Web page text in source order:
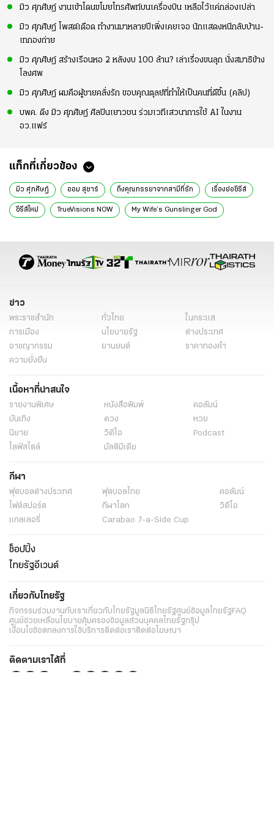
มิว ศุภศิษฏ์ งานเข้าโดนขโมยโทรศัพท์บนเครื่องบิน เหลือไว้แค่กล่องเปล่า
มิว ศุภศิษฏ์ โพสต์เดือด ทำงานมาหลายปีเพิ่งเคยเจอ นักแสดงหนีกลับบ้าน-
เทกองถ่าย
มิว ศุภศิษฏ์ สร้างเรือนหอ 2 หลังงบ 100 ล้าน? เล่าเรื่องขนลุก นั่งสมาธิข้าง
โลงศพ
มิว ศุภศิษฏ์ ผมคือผู้ชายคลั่งรัก ขอบคุณตุลย์ที่ทำให้เป็นคนที่ดีขึ้น (คลิป)
บพค. ดึง มิว ศุภศิษฏ์ ศิลปินเยาวชน ร่วมเวทีเสวนาการใช้ AI ในงาน
อว.แฟร์
แท็กที่เกี่ยวข้อง
มิว ศุภศิษฏ์ ออม สุชาร์ ถึงคุณภรรยาจากสามีที่รัก เรื่องย่อซีรีส์
ซีรีส์ใหม่ TrueVisions NOW My Wife’s Gunslinger God
นิยาย นิยายไทยรัฐ ข่าววันนี้
ข่าว
พระราชสำนัก ทั่วไทย
ในกระแส
การเมือง
นโยบายรัฐ
ต่างประเทศ
อาชญากรรม
ยานยนต์
ราคาทองคำ
ความยั่งยืน
เนื้อหาที่น่าสนใจ
รายงานพิเศษ หนังสือพิมพ์
คอลัมน์
บันเทิง
ดวง
หวย
นิยาย
วิดีโอ
Podcast
ไลฟ์สไตล์
มัลติมีเดีย
กีฬา
ฟุตบอลต่่างประเทศ ฟุตบอลไทย
คอลัมน์
ไฟต์สปอร์ต
กีฬาโลก
วิดีโอ
แกลเลอรี่
Carabao 7-a-Side Cup
ช็อปปิ้ง
ไทยรัฐอีเวนต์
เกี่ยวกับไทยรัฐ
กิจกรรมร่วมงานกับเราเกี่ยวกับไทยรัฐมูลนิธิไทยรัฐศูนย์ข้อมูลไทยรัฐFAQ
ศูนย์ช่วยเหลือนโยบายคุ้มครองข้อมูลส่วนบุคคลไทยรัฐกรุ๊ป
เงื่อนไขข้อตกลงการใช้บริการติดต่อเราติดต่อโฆษณา
ติดตามเราได้ที่